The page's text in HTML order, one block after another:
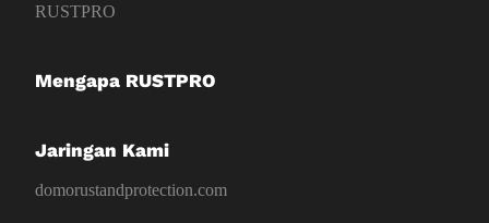
RUSTPRO
Mengapa RUSTPRO
Jaringan Kami
domorustandprotection.com